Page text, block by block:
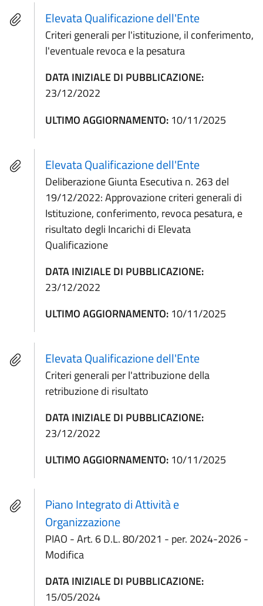
Elevata Qualificazione dell'Ente
Criteri generali per l'istituzione, il conferimento,
l'eventuale revoca e la pesatura
DATA INIZIALE DI PUBBLICAZIONE:
23/12/2022
ULTIMO AGGIORNAMENTO: 10/11/2025
Elevata Qualificazione dell'Ente
Deliberazione Giunta Esecutiva n. 263 del
19/12/2022: Approvazione criteri generali di
Istituzione, conferimento, revoca pesatura, e
risultato degli Incarichi di Elevata
Qualificazione
DATA INIZIALE DI PUBBLICAZIONE:
23/12/2022
ULTIMO AGGIORNAMENTO: 10/11/2025
Elevata Qualificazione dell'Ente
Criteri generali per l'attribuzione della
retribuzione di risultato
DATA INIZIALE DI PUBBLICAZIONE:
23/12/2022
ULTIMO AGGIORNAMENTO: 10/11/2025
Piano Integrato di Attività e
Organizzazione
PIAO - Art. 6 D.L. 80/2021 - per. 2024-2026 -
Modifica
DATA INIZIALE DI PUBBLICAZIONE:
15/05/2024